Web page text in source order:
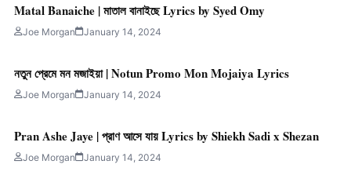
Matal Banaiche | মাতাল বানাইছে Lyrics by Syed Omy
Joe Morgan January 14, 2024
নতুন প্রেমে মন মজাইয়া | Notun Promo Mon Mojaiya Lyrics
Joe Morgan January 14, 2024
Pran Ashe Jaye | প্রাণ আসে যায় Lyrics by Shiekh Sadi x Shezan
Joe Morgan January 14, 2024